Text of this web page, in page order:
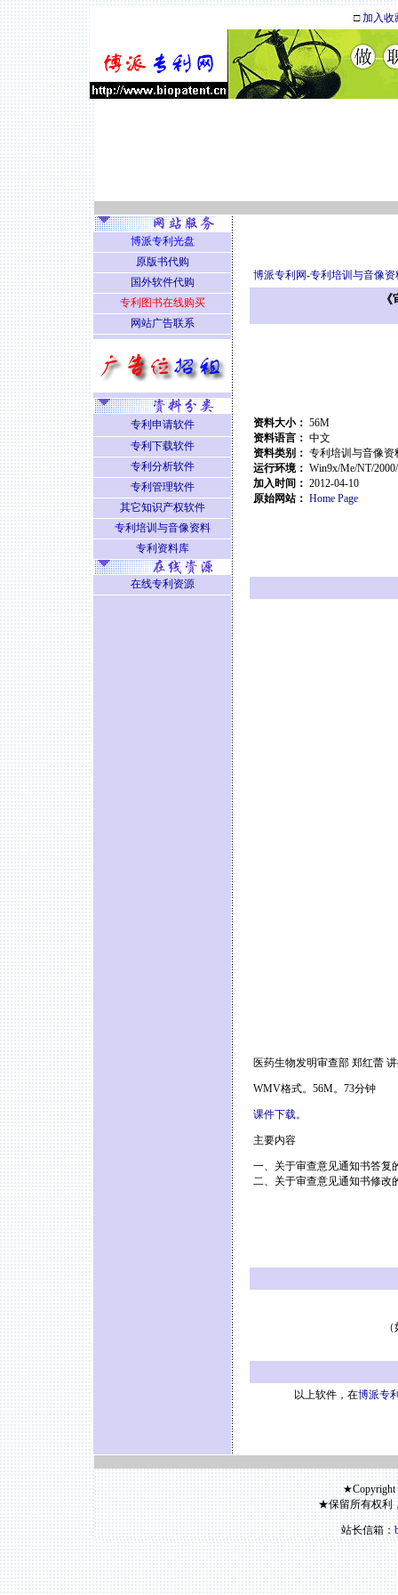
□加入收
博派专利网-专利培训与音像资
资料大小： 56M
资料语言： 中文
资料类别： 专利培训与音像资
运行环境： Win9x/Me/NT/
加入时间： 2012-04-10
原始网站： Home Page
医药生物发明审查部 郑红蕾
WMV格式。56M。73分钟
课件下载。
主要内容
一、关于审查意见通知书答复
二、关于审查意见通知书修改
以上软件，在博派专
博派专利光盘
原版书代购
国外软件代购
专利图书在线购买
网站广告联系
专利申请软件
专利下载软件
专利分析软件
专利管理软件
其它知识产权软件
专利培训与音像资料
专利资料库
在线专利资源
★Copyright
★保留所有权利
站长信箱：